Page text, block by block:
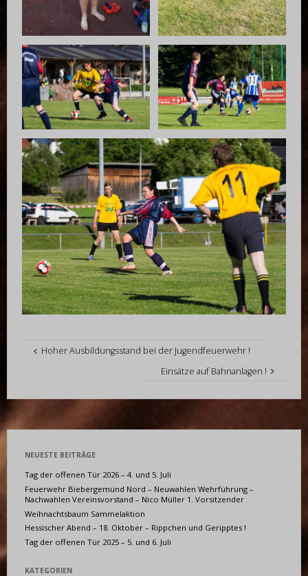
Hoher Ausbildungsstand bei der Jugendfeuerwehr !
Einsätze auf Bahnanlagen !
NEUESTE BEITRÄGE
Tag der offenen Tür 2026 – 4. und 5. Juli
Feuerwehr Biebergemünd Nord – Neuwahlen Wehrführung –
Nachwahlen Vereinsvorstand – Nico Müller 1. Vorsitzender
Weihnachtsbaum Sammelaktion
Hessischer Abend – 18. Oktober – Rippchen und Geripptes !
Tag der offenen Tür 2025 – 5. und 6. Juli
KATEGORIEN